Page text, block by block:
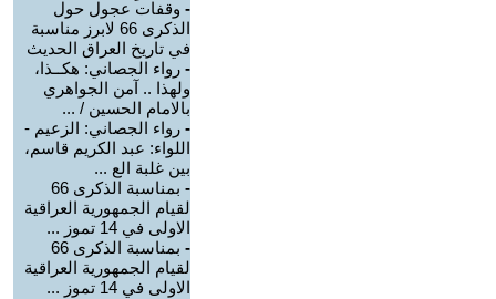
- وقفات عجول حول
الذكرى 66 لابرز مناسبة
في تاريخ العراق الحديث
- رواء الجصاني: هكــذا،
ولهذا .. آمن الجواهري
بالامام الحسين / ...
- رواء الجصاني: الزعيم -
اللواء: عبد الكريم قاسم،
بين غلبة الع ...
-
بمناسبة الذكرى 66
لقيام الجمهورية العراقية
الاولى في 14 تموز ...
-
بمناسبة الذكرى 66
لقيام الجمهورية العراقية
الاولى في 14 تموز ...